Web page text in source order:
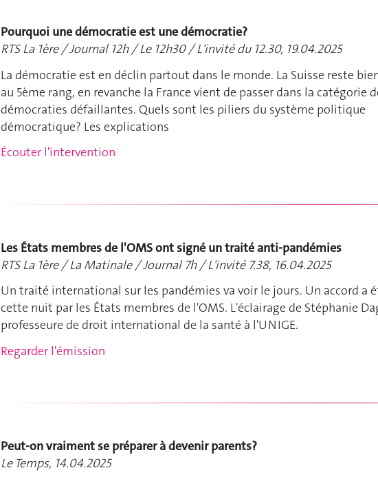
Pourquoi une démocratie est une démocratie?
RTS La 1ère / Journal 12h / Le 12h30 / L'invité du 12.30, 19.04.2025
La démocratie est en déclin partout dans le monde. La Suisse reste
au 5ème rang, en revanche la France vient de passer dans la catégorie
démocraties défaillantes. Quels sont les piliers du système politique
démocratique? Les explications
Écouter l'intervention
Les États membres de l'OMS ont signé un traité anti-pandémies
RTS La 1ère / La Matinale / Journal 7h / L'invité 7.38, 16.04.2025
Un traité international sur les pandémies va voir le jours. Un accord a
cette nuit par les États membres de l'OMS. L'éclairage de Stéphanie
professeure de droit international de la santé à l'UNIGE.
Regarder l'émission
Peut-on vraiment se préparer à devenir parents?
Le Temps, 14.04.2025